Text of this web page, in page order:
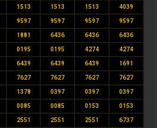
1513 1513 1513 4039
9597 9597 9597 9597
1881 6436 6436 6436
0195 0195 4274 4274
6439 6439 6439 1691
7627 7627 7627 7627
1378 0397 0397 0397
0085 0085 0153 0153
2551 2551 2551 6737